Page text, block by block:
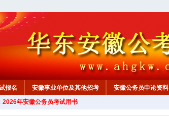
报名 安徽事业单位及其他招考 安徽公务员申论资料
教材中心
2026年安徽公务员考试用书